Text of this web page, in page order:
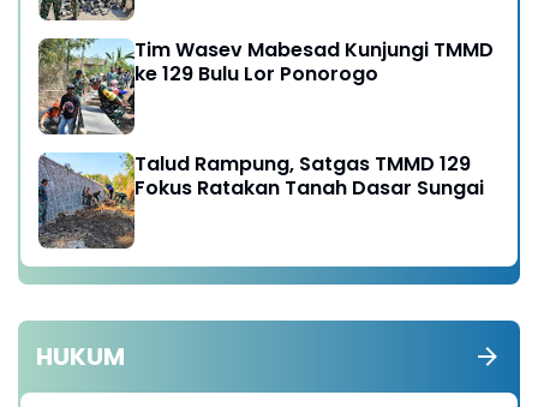
Tim Wasev Mabesad Kunjungi TMMD
ke 129 Bulu Lor Ponorogo
Talud Rampung, Satgas TMMD 129
Fokus Ratakan Tanah Dasar Sungai
HUKUM